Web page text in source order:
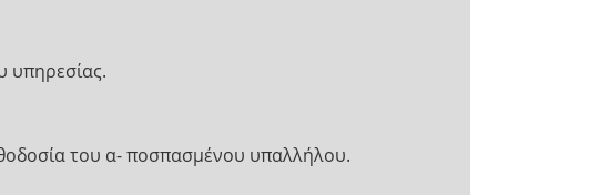
υπηρεσίας.
του α- ποσπασμένου υπαλλήλου.